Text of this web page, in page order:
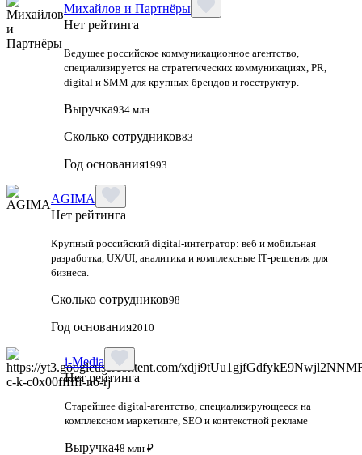
Михайлов и Партнёры
Нет рейтинга
Ведущее российское коммуникационное агентство,
специализируется на стратегических коммуникациях, PR,
digital и SMM для крупных брендов и госструктур.
Выручка934 млн
Сколько сотрудников83
Год основания1993
AGIMA
Нет рейтинга
Крупный российский digital‑интегратор: веб и мобильная
разработка, UX/UI, аналитика и комплексные IT‑решения для
бизнеса.
Сколько сотрудников98
Год основания2010
i-Media
Нет рейтинга
Старейшее digital-агентство, специализирующееся на
комплексном маркетинге, SEO и контекстной рекламе
Выручка48 млн ₽